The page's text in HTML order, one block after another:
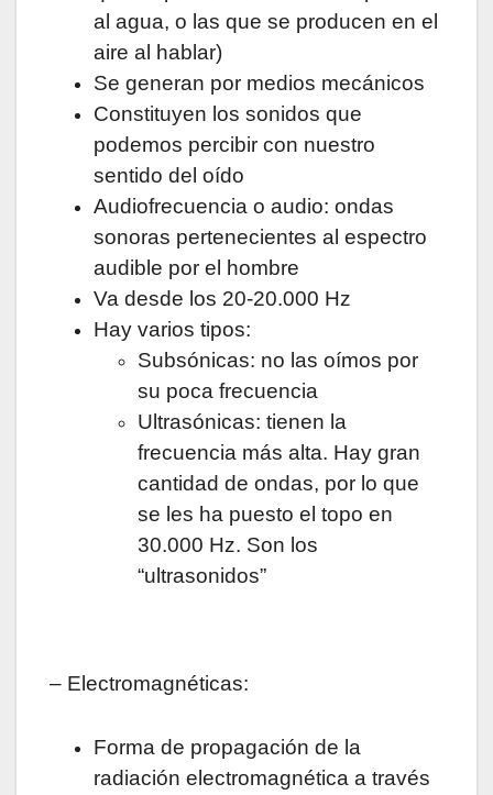
al agua, o las que se producen en el
aire al hablar)
Se generan por medios mecánicos
Constituyen los sonidos que
podemos percibir con nuestro
sentido del oído
Audiofrecuencia o audio: ondas
sonoras pertenecientes al espectro
audible por el hombre
Va desde los 20-20.000 Hz
Hay varios tipos:
Subsónicas: no las oímos por
su poca frecuencia
Ultrasónicas: tienen la
frecuencia más alta. Hay gran
cantidad de ondas, por lo que
se les ha puesto el topo en
30.000 Hz. Son los
“ultrasonidos”
– Electromagnéticas:
Forma de propagación de la
radiación electromagnética a través